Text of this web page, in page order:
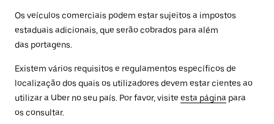
Os veículos comerciais podem estar sujeitos a impostos
estaduais adicionais, que serão cobrados para além
das portagens.
Existem vários requisitos e regulamentos específicos de
localização dos quais os utilizadores devem estar cientes ao
utilizar a Uber no seu país. Por favor, visite esta página para
os consultar.